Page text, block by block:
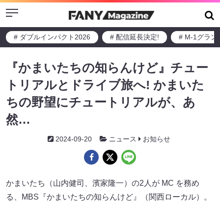
Menu
# ダブルインパクト2026 # 配信延長決定! # M-1グラン
『かまいたちの知らんけど』チュー
トリアルとドライブ旅へ! かまいた
ちの野望にチュートリアルが、あ
然…
2024-09-20 ニュース お知らせ
かまいたち（山内健司、濱家隆一）の2人が MC を務め
る、MBS『かまいたちの知らんけど』（関西ローカル）。